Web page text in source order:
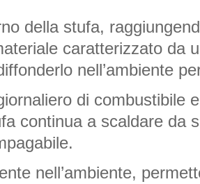
della stufa,
caratterizzato da
nell’ambiente
di combustibile
continua a scaldare da
nell’ambiente,